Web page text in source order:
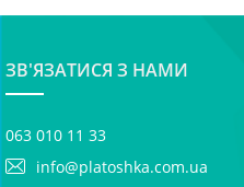
ЗВ'ЯЗАТИСЯ З НАМИ
063 010 11 33
info@platoshka.com.ua